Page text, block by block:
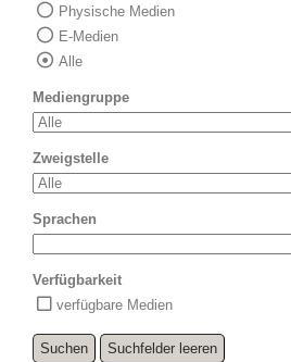
Physische Medien
E-Medien
Alle
Mediengruppe
Zweigstelle
Sprachen
Verfügbarkeit
verfügbare Medien